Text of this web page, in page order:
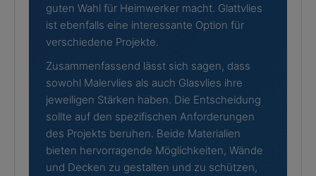
guten Wahl für Heimwerker macht. Glattvlies
ist ebenfalls eine interessante Option für
verschiedene Projekte.
Zusammenfassend lässt sich sagen, dass
sowohl Malervlies als auch Glasvlies ihre
jeweiligen Stärken haben. Die Entscheidung
sollte auf den spezifischen Anforderungen
des Projekts beruhen. Beide Materialien
bieten hervorragende Möglichkeiten, Wände
und Decken zu gestalten und zu schützen,